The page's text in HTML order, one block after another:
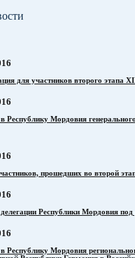
для участников второго этапа
Республику Мордовия
прошедших во второй
делегации Республики Мордовия
Республику Мордовия